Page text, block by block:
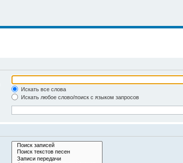
Искать все слова
Искать любое слово/поиск с языком запросов